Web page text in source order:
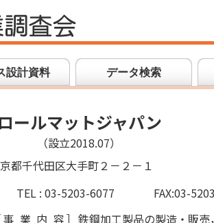
設計資料 データ検索
ールマットジャパン
（設立2018.07）
都千代田区大手町２－２－１
TEL : 03-5203-6077
FAX:03-
事業内容］ 鉄鋼加工製品の製造・販